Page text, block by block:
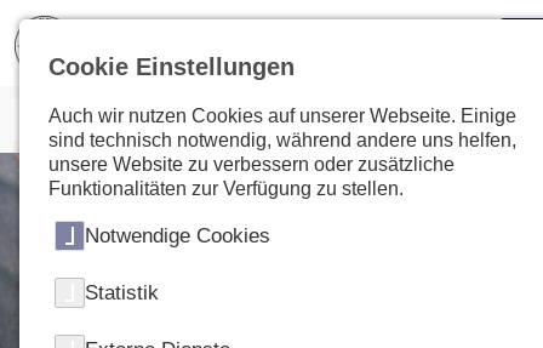
Cookie Einstellungen
Auch wir nutzen Cookies auf unserer Webseite. Einige
sind technisch notwendig, während andere uns helfen,
unsere Website zu verbessern oder zusätzliche
Funktionalitäten zur Verfügung zu stellen.
Notwendige Cookies
Statistik